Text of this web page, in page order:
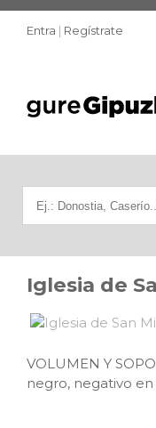
Entra | Regístrate
Iglesia de
VOLUMEN Y
negro, negativo